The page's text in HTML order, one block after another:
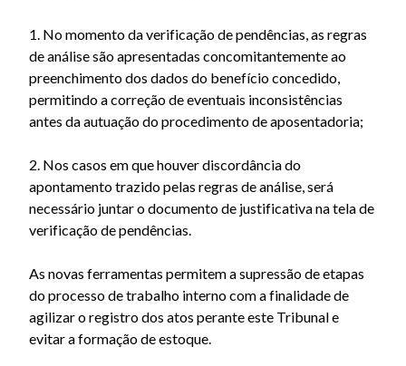
1. No momento da verificação de pendências, as regras
de análise são apresentadas concomitantemente ao
preenchimento dos dados do benefício concedido,
permitindo a correção de eventuais inconsistências
antes da autuação do procedimento de aposentadoria;
2. Nos casos em que houver discordância do
apontamento trazido pelas regras de análise, será
necessário juntar o documento de justificativa na tela de
verificação de pendências.
As novas ferramentas permitem a supressão de etapas
do processo de trabalho interno com a finalidade de
agilizar o registro dos atos perante este Tribunal e
evitar a formação de estoque.